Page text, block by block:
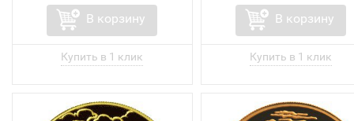
В корзину В корзину